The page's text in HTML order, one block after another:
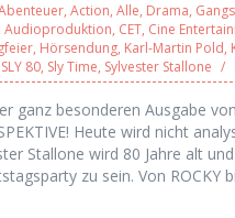
, Action, Alle, Drama,
Audioproduktion, CET, Cine
, Hörsendung, Karl-Martin Pold,
SLY 80, Sly Time, Sylvester Stallone
ganz besonderen Ausgabe
Heute wird nicht
Stallone wird 80 Jahre alt
zu sein. Von ROCKY